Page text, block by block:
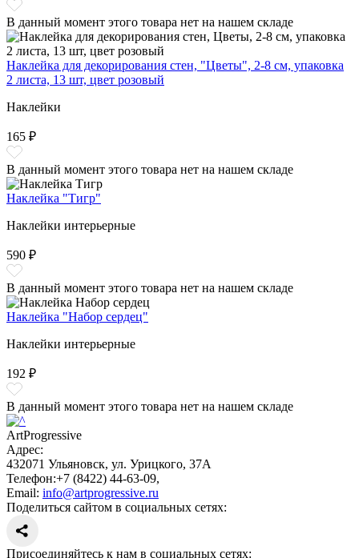
В данный момент этого товара нет на нашем складе
Наклейка для декорирования стен, "Цветы", 2-8 см, упаковка
2 листа, 13 шт, цвет розовый
Наклейки
165 ₽
В данный момент этого товара нет на нашем складе
Наклейка "Тигр"
Наклейки интерьерные
590 ₽
В данный момент этого товара нет на нашем складе
Наклейка "Набор сердец"
Наклейки интерьерные
192 ₽
В данный момент этого товара нет на нашем складе
ArtProgressive
Адрес:
432071 Ульяновск, ул. Урицкого, 37А
Телефон:+7 (8422) 44-63-09,
Email: info@artprogressive.ru
Поделиться сайтом в социальных сетях:
Присоединяйтесь к нам в социальных сетях: